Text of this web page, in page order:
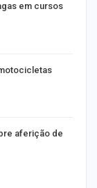
em cursos
aferição de